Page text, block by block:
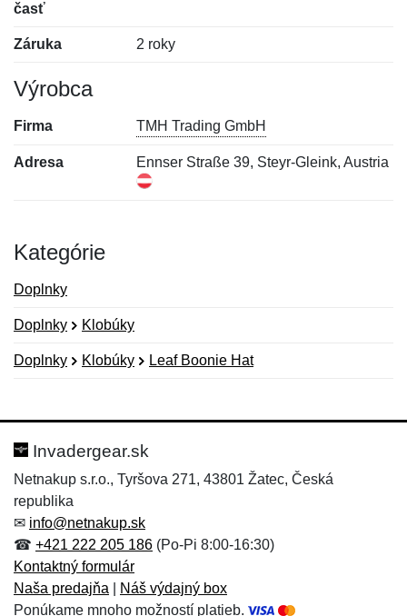
časť
Záruka 2 roky
Výrobca
Firma TMH Trading GmbH
Adresa Ennser Straße 39, Steyr-Gleink, Austria
Kategórie
Doplnky
Doplnky Klobúky
Doplnky Klobúky Leaf Boonie Hat
Hodnotenie:
Meno:*
E-mail:
Meno:
E-mail:*
Správa*
Invadergear.sk
Netnakup s.r.o., Tyršova 271, 43801 Žatec, Česká
republika
✉ info@netnakup.sk
☎ +421 222 205 186 (Po-Pi 8:00-16:30)
Kontaktný formulár
Naša predajňa
Náš výdajný box
Ponúkame mnoho možností platieb.